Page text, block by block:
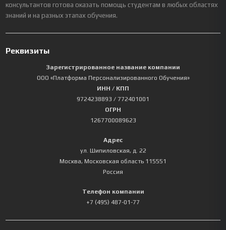
консультантов готова оказать помощь студентам в любых областях
знаний и на разных этапах обучения.
Реквизиты
Зарегистрированное название компании
ООО «Платформа Персонализированного Обучения»
ИНН / КПП
9724238893 / 772401001
ОГРН
1267700089623
Адрес
ул. Шипиловская, д. 22
Москва, Московская область 115551
Россия
Телефон компании
+7 (495) 487-01-77